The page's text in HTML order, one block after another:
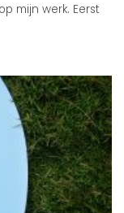
mijn werk. Eerst